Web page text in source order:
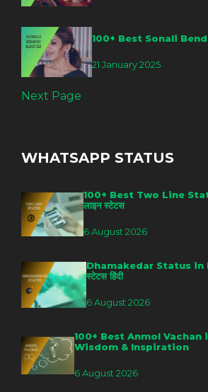
100+ Best Sonali
21 January 2025
Next Page
WHATSAPP STATUS
100+ Best Two Line
लाइन स्टेटस
6 August 2026
Dhamakedar Status in
स्टेटस हिंदी
6 August 2026
100+ Best Anmol Vachan
Wisdom & Inspiration
6 August 2026